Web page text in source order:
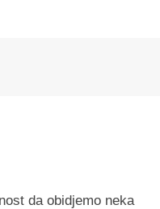
da obidjemo neka